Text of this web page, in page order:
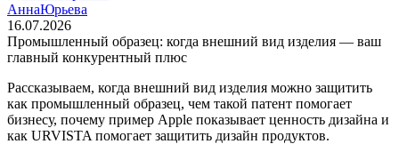
АннаЮрьева
16.07.2026
Промышленный образец: когда внешний вид изделия — ваш
главный конкурентный плюс
Рассказываем, когда внешний вид изделия можно защитить
как промышленный образец, чем такой патент помогает
бизнесу, почему пример Apple показывает ценность дизайна и
как URVISTA помогает защитить дизайн продуктов.